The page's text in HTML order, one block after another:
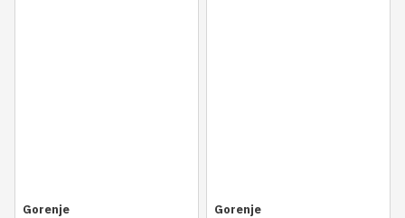
Gorenje Gorenje